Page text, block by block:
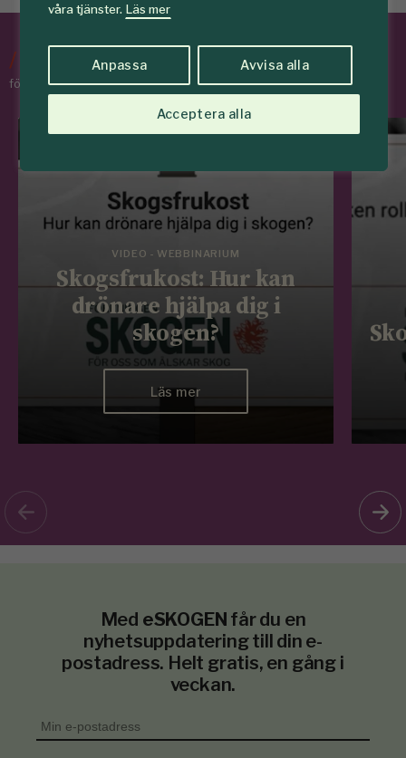
våra tjänster. Läs mer
Anpassa Avvisa alla
Acceptera alla
/Tips & Råd
för skogens medlemmar
VIDEO - WEBBINARIUM
Skogsfrukost: Hur kan
drönare hjälpa dig i
skogen?
Läs mer
Med eSKOGEN får du en
nyhetsuppdatering till din e-
postadress. Helt gratis, en gång i
veckan.